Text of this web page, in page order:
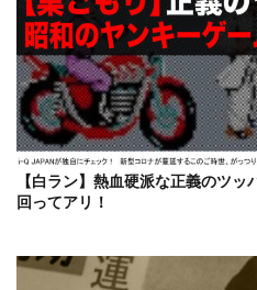
【白ラン】熱血硬派な正義のツ
回ってアリ！